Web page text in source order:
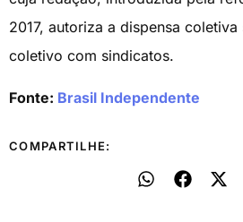
2017, autoriza a dispensa
coletivo com sindicatos.
Fonte: Brasil Independente
COMPARTILHE: